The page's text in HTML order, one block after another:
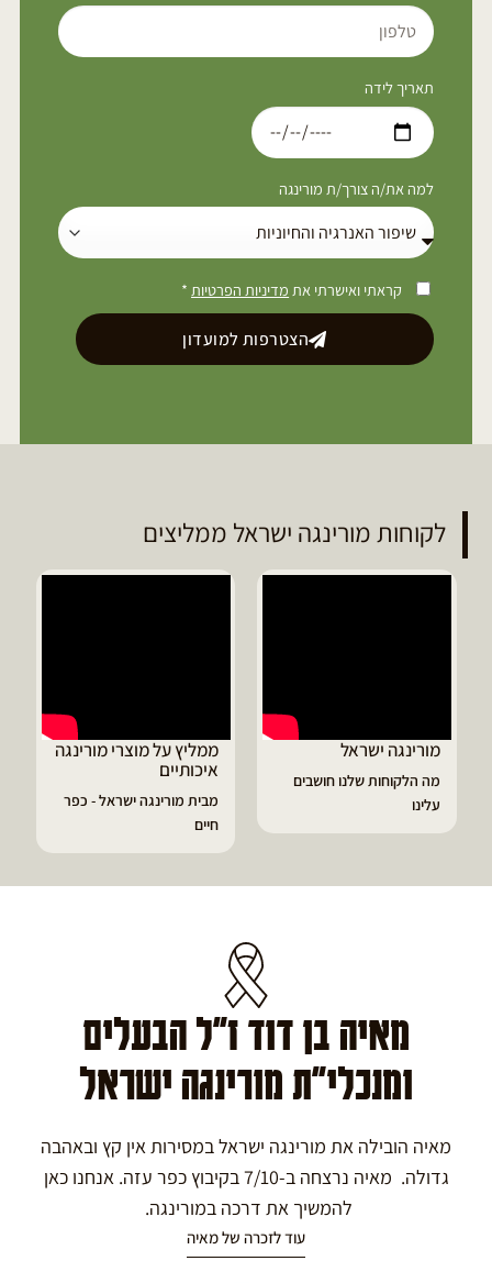
תאריך לידה
למה את/ה צורך/ת מורינגה
קראתי ואישרתי את מדיניות הפרטיות*
הצטרפות למועדון
לקוחות מורינגה ישראל ממליצים
ממליץ על מוצרי מורינגה
איכותיים
מבית מורינגה ישראל - כפר
דיוויד ממליץ על טבליות
מורינגה
הפסקתי לסבול מהתקפי
גאוט ודלקות
מאיה בן דוד ז"ל הבעלים
ומנכלי"ת מורינגה ישראל
מאיה הובילה את מורינגה ישראל במסירות אין קץ ובאהבה
גדולה. מאיה נרצחה ב-7/10 בקיבוץ כפר עזה. אנחנו כאן
להמשיך את דרכה במורינגה.
עוד לזכרה של מאיה